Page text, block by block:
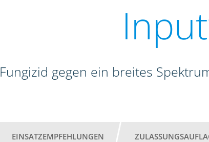
Input
Fungizid gegen ein breites
EINSATZEMPFEHLUNGEN